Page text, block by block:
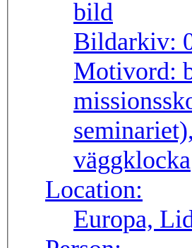
Bildarkiv:
Motivord:
väggklocka
Location:
Europa,